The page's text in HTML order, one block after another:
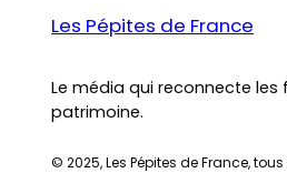
Les Pépites de France
Le média qui reconnecte les
patrimoine.
© 2025, Les Pépites de France,